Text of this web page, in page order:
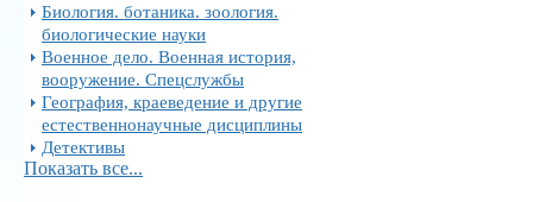
Биология. ботаника. зоология.
биологические науки
Военное дело. Военная история,
вооружение. Спецслужбы
География, краеведение и другие
естественнонаучные дисциплины
Детективы
Показать все...